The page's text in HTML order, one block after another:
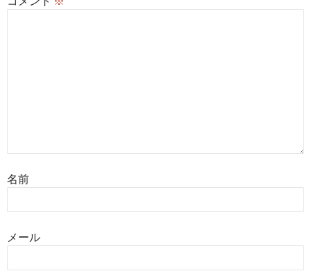
名前
メール